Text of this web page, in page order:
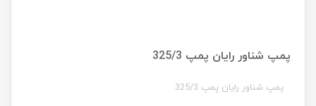
پمپ شناور رایان پمپ 325/3
پمپ شناور رایان پمپ 325/3